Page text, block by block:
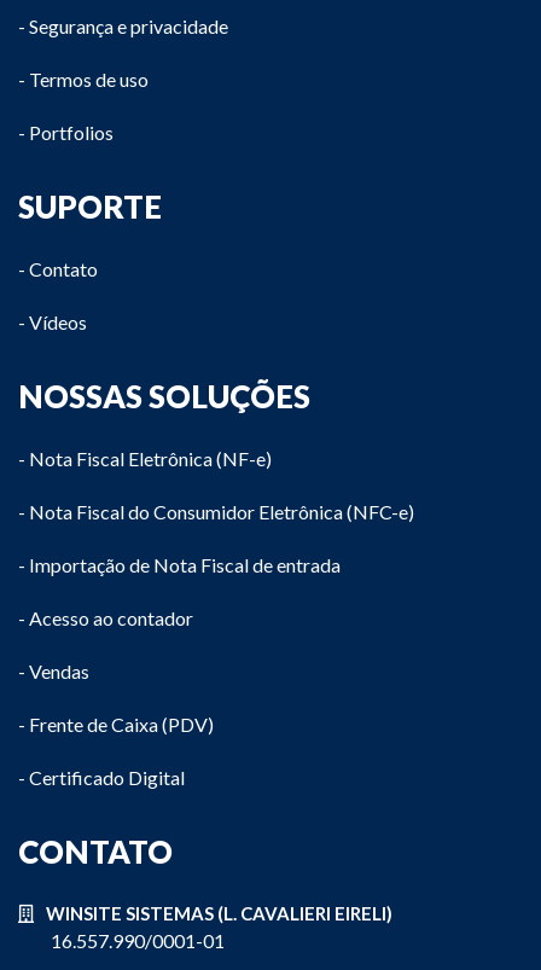
- Segurança e privacidade
- Termos de uso
- Portfolios
SUPORTE
- Contato
- Vídeos
NOSSAS SOLUÇÕES
- Nota Fiscal Eletrônica (NF-e)
- Nota Fiscal do Consumidor Eletrônica (NFC-e)
- Importação de Nota Fiscal de entrada
- Acesso ao contador
- Vendas
- Frente de Caixa (PDV)
- Certificado Digital
CONTATO
WINSITE SISTEMAS (L. CAVALIERI EIRELI)
16.557.990/0001-01